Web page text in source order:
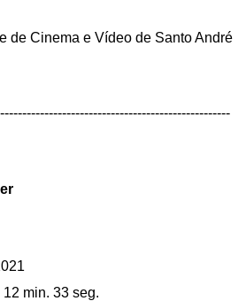
de Cinema e Vídeo de Santo André
12 min. 33 seg.